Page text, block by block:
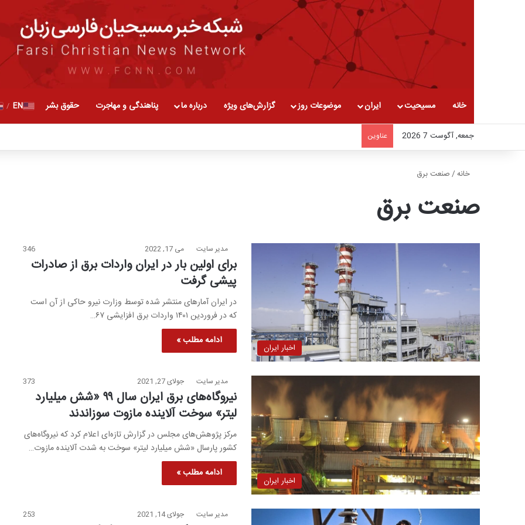
خانه مسیحیت ایران موضوعات روز گزارش‌های ویژه درباره ما پناهندگی و مهاجرت حقوق بشر EN
/
جمعه, آگوست 7 2026 عناوین
خانه/صنعت برق
صنعت برق
اخبار ایران
مدیر سایت می 17, 2022 346
برای اولین بار در ایران واردات برق از صادرات
پیشی گرفت
در ایران آمارهای منتشر شده توسط وزارت نیرو حاکی از آن است
که در فروردین ۱۴۰۱ واردات برق افزایشی ۶۷…
ادامه مطلب »
اخبار ایران
مدیر سایت جولای 27, 2021 373
نیروگاه‌های برق ایران سال ۹۹ «شش میلیارد
لیتر» سوخت آلاینده مازوت سوزاندند
مرکز پژوهش‌های مجلس در گزارش تازه‌ای اعلام کرد که نیروگاه‌های
کشور پارسال «شش میلیارد لیتر» سوخت به شدت آلاینده مازوت…
ادامه مطلب »
مدیر سایت جولای 14, 2021 253